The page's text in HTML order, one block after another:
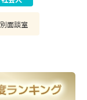
面談室